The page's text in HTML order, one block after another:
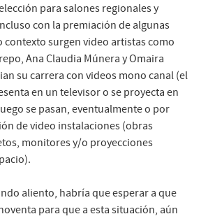
para salones regionales y
con la premiación de algunas
contexto surgen video artistas como
Ana Claudia Múnera y Omaira
su carrera con videos mono canal (el
en un televisor o se proyecta en
se pasan, eventualmente o por
de video instalaciones (obras
monitores y/o proyecciones
aliento, habría que esperar a que
para que a esta situación, aún